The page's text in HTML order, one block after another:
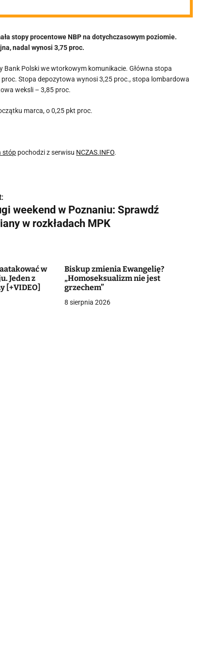
stopy procentowe NBP na dotychczasowym poziomie.
nadal wynosi 3,75 proc.
Bank Polski we wtorkowym komunikacie. Główna stopa
Stopa depozytowa wynosi 3,25 proc., stopa lombardowa
weksli – 3,85 proc.
marca, o 0,25 pkt proc.
stóp pochodzi z serwisu NCZAS.INFO.
weekend w Poznaniu: Sprawdź
w rozkładach MPK
w
Jeden z
[+VIDEO]
Biskup zmienia Ewangelię?
„Homoseksualizm nie jest
grzechem”
8 sierpnia 2026